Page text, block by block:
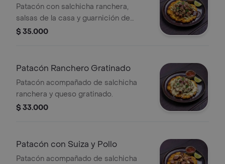
Patacón con salchicha ranchera,
salsas de la casa y guarnición de
limón.
$ 35.000
Patacón Ranchero Gratinado
Patacón acompañado de salchicha
ranchera y queso gratinado.
$ 33.000
Patacón con Suiza y Pollo
Patacón acompañado de salchicha